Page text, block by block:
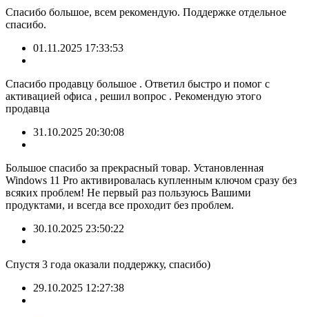
Спасибо большое, всем рекомендую. Поддержке отдельное
спасибо.
01.11.2025 17:33:53
Спасибо продавцу большое . Ответил быстро и помог с
активацией офиса , решил вопрос . Рекомендую этого
продавца
31.10.2025 20:30:08
Большое спасибо за прекрасный товар. Установленная
Windows 11 Pro активировалась купленным ключом сразу без
всяких проблем! Не первый раз пользуюсь Вашими
продуктами, и всегда все проходит без проблем.
30.10.2025 23:50:22
Спустя 3 года оказали поддержку, спасибо)
29.10.2025 12:27:38